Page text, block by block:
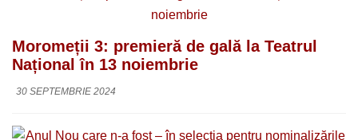
Moromeții 3: premieră de gală la Teatrul
Național în 13 noiembrie
30 SEPTEMBRIE 2024